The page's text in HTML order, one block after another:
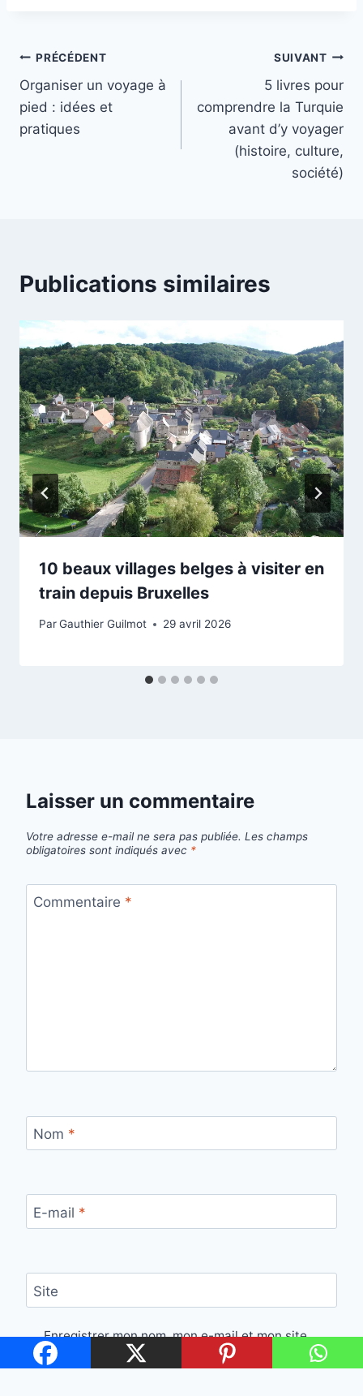
Navigation
de
l’article
PRÉCÉDENT
Organiser un voyage à
pied : idées et
pratiques
SUIVANT
5 livres pour
comprendre la Turquie
avant d’y voyager
(histoire, culture,
société)
Publications similaires
10 beaux villages belges à visiter en
train depuis Bruxelles
ParGauthier Guilmot 29 avril 2026
Laisser un commentaire
Votre adresse e-mail ne sera pas publiée. Les champs
obligatoires sont indiqués avec *
Commentaire *
Nom *
E-mail *
Site
Enregistrer mon nom, mon e-mail et mon site
dans le navigateur pour mon prochain
commentaire.